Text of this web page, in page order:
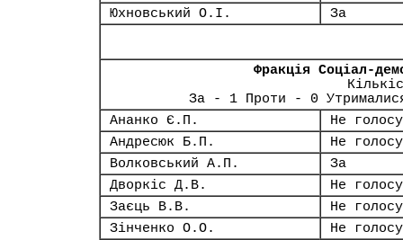
Юхновський О.І.
За
Фракція Соціал-
За - 1 Проти - 0
Ананко Є.П.
Не
Андресюк Б.П.
Не
Волковський А.П.
За
Дворкіс Д.В.
Не
Заєць В.В.
Не
Зінченко О.О.
Не